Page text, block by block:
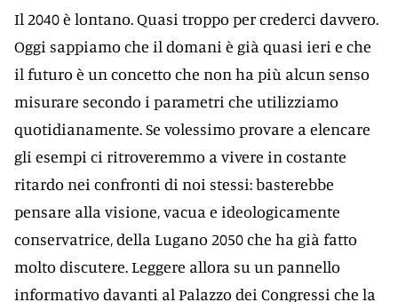
Il 2040 è lontano. Quasi troppo per crederci davvero.
Oggi sappiamo che il domani è già quasi ieri e che
il futuro è un concetto che non ha più alcun senso
misurare secondo i parametri che utilizziamo
quotidianamente. Se volessimo provare a elencare
gli esempi ci ritroveremmo a vivere in costante
ritardo nei confronti di noi stessi: basterebbe
pensare alla visione, vacua e ideologicamente
conservatrice, della Lugano 2050 che ha già fatto
molto discutere. Leggere allora su un pannello
informativo davanti al Palazzo dei Congressi che la